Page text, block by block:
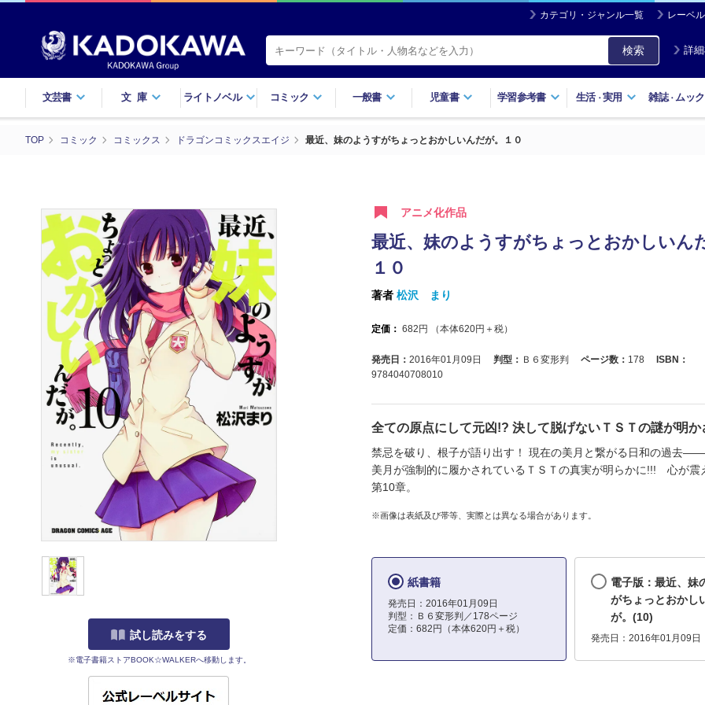
カテゴリ・ジャンル一覧 レーベ
検索 詳
文芸書 文庫 ライトノベル コミック 一般書 児童書 学習参考書 生活・実用 雑誌・ ムック
TOP コミック コミックス ドラゴンコミックスエイジ 最近、妹のようすがちょっとおかしいんだが。１０
試し読みをする
※電子書籍ストアBOOK☆WALKERへ移動します。
アニメ化作品
最近、妹のようすがちょっとおかしいん
１０
著者 松沢 まり
定価： 682 円 （本体620円＋税）
発売日： 2016年01月09日 判型： Ｂ６変形判 ページ数： 178
ISBN：
9784040708010
全ての原点にして元凶!? 決して脱げないＴＳＴの謎が明
禁忌を破り、根子が語り出す！ 現在の美月と繋がる日和の過去
美月が強制的に履かされているＴＳＴの真実が明らかに!!! 心が震
第10章。
※画像は表紙及び帯等、実際とは異なる場合があります。
紙書籍
発売日：2016年01月09日
判型：Ｂ６変形判／178ページ
定価：682円（本体620円＋税）
電子版：最近、妹
がちょっとおかし
が。(10)
発売日：2016年01月09日